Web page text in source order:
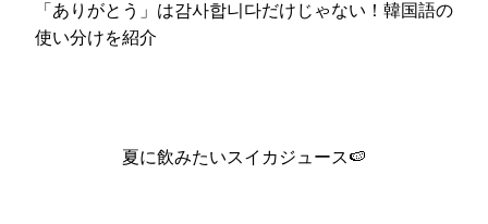
「ありがとう」は감사합니다だけじゃない！韓国語の
使い分けを紹介
夏に飲みたいスイカジュース🍉